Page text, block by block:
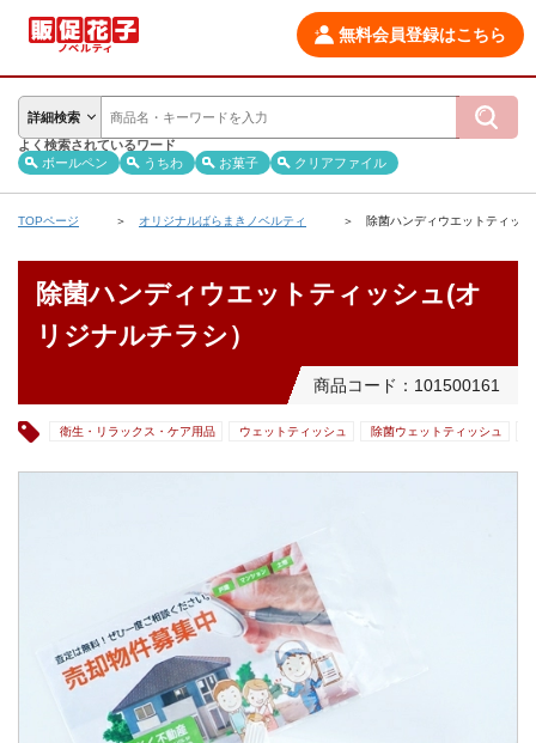
無料会員登録はこちら
詳細検索
よく検索されているワード
ボールペン
うちわ お菓子 クリアファイル
TOPページ オリジナルばらまきノベルティ 除菌ハンディウエットティッ
除菌ハンディウエットティッシュ(オ
リジナルチラシ）
商品コード：101500161
衛生・リラックス・ケア用品 ウェットティッシュ 除菌ウェットティッシュ